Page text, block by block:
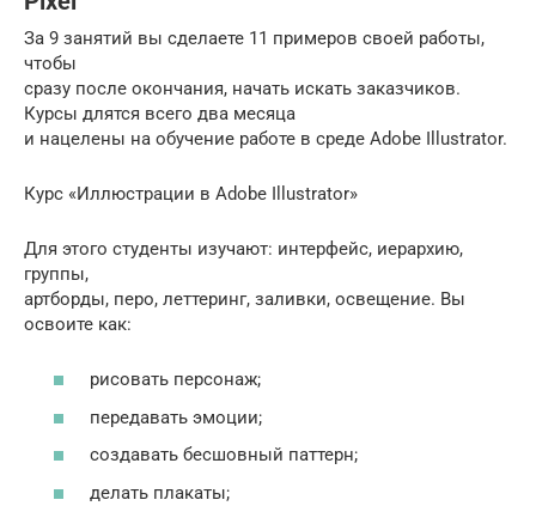
За 9 занятий вы сделаете 11 примеров своей работы,
чтобы
сразу после окончания, начать искать заказчиков.
Курсы длятся всего два месяца
и нацелены на обучение работе в среде Adobe Illustrator.
Курс «Иллюстрации в Adobe Illustrator»
Для этого студенты изучают: интерфейс, иерархию,
группы,
артборды, перо, леттеринг, заливки, освещение. Вы
освоите как:
рисовать персонаж;
передавать эмоции;
создавать бесшовный паттерн;
делать плакаты;